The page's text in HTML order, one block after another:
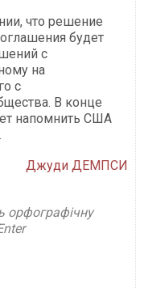
что решение
будет
с
на
с
В конце
напомнить США
Джуди ДЕМПСИ
орфографічну